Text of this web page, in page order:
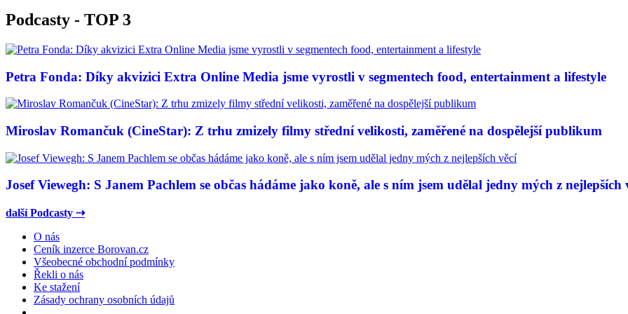
Podcasty - TOP 3
Petra Fonda: Díky akvizici Extra Online Media jsme vyrostli v segmentech food, entertainment a lifestyle
Miroslav Romančuk (CineStar): Z trhu zmizely filmy střední velikosti, zaměřené na dospělejší publikum
Josef Viewegh: S Janem Pachlem se občas hádáme jako koně, ale s ním jsem udělal jedny mých z nejlepších
další Podcasty ⇢
O nás
Ceník inzerce Borovan.cz
Všeobecné obchodní podmínky
Řekli o nás
Ke stažení
Zásady ochrany osobních údajů